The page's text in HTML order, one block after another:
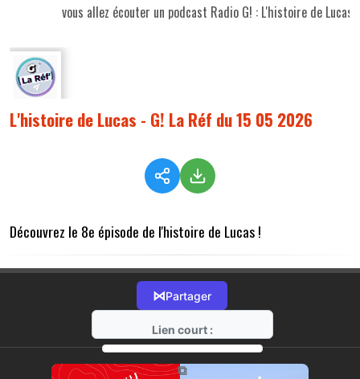
vous allez écouter un podcast Radio G! : L'histoire de
L'histoire de Lucas - G! La Réf du 15 05 2026
Découvrez le 8e épisode de l'histoire de Lucas !
⋈Partager
Lien court :
https://radio-g.fr?22285
⧉